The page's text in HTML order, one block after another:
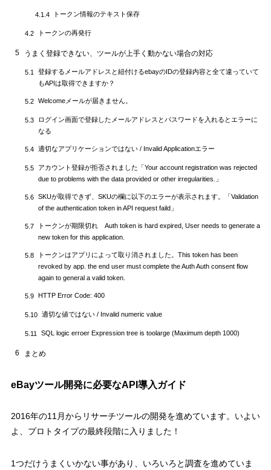
4.1.4 トークン情報のテキスト保存
4.2 トークンの再発行
5 うまく登録できない、ツールが上手く動かない場合の対応
5.1
登録するメールアドレスと紐付けるebayのIDの登録内容と全て違っていて
もAPIは取得できますか？
5.2 Welcomeメールが届きません。
5.3
ログイン画面で登録したメールアドレスとパスワードを入れるとエラーに
なる
5.4 適切なアプリケーションではない / Invalid Applicationエラー
5.5
アカウント登録が拒否されました「Your account registration was rejected
due to problems with the data provided or other irregularities.」
5.6 SKUが取得できず、SKUの欄に以下のエラーが表示されます。「Validation
of the authentication token in API request faild」
5.7
トークンが期限切れ Auth token is hard expired, User needs to generate a
new token for this application.
5.8
トークンはアプリによって取り消されました。This token has been
revoked by app. the end user must complete the Auth Auth consent flow
again to general a valid token.
5.9 HTTP Error Code: 400
5.10 適切な値ではない / Invalid numeric value
5.11 SQL logic erroer Expression tree is toolarge (Maximum depth 1000)
6 まとめ
eBayツール開発に必要なAPI導入ガイド
2016年の11月からリサーチツールの開発を進めています。いよい
よ、プロトタイプの最終段階に入りました！
1つだけうまくいかない事があり、いろいろと調査を進めていま